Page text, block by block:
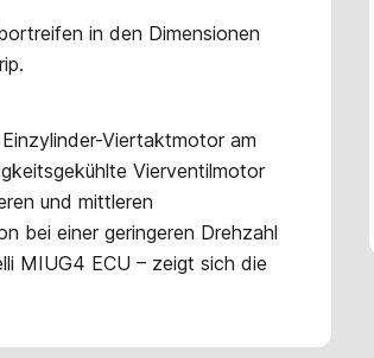
in den Dimensionen
Viertaktmotor am
Vierventilmotor
und mittleren
bei einer geringeren Drehzahl
MIUG4 ECU – zeigt sich die